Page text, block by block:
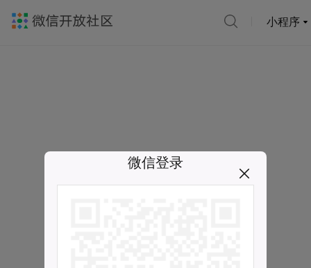
小程序
微信登录